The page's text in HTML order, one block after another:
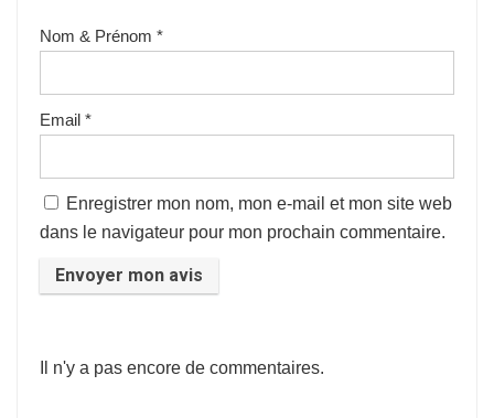
Nom & Prénom *
Email *
Enregistrer mon nom, mon e-mail et mon site web
dans le navigateur pour mon prochain commentaire.
Il n'y a pas encore de commentaires.